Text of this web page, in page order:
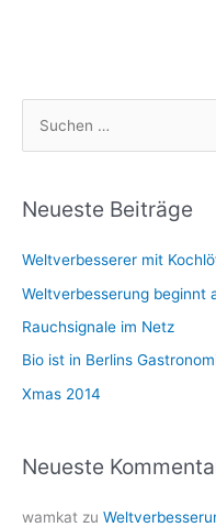
h
n
n
a
Neueste Beiträge
Weltverbesserer mit
Weltverbesserung beginnt
Rauchsignale im Netz
Bio ist in Berlins
Xmas 2014
Neueste
wamkat zu